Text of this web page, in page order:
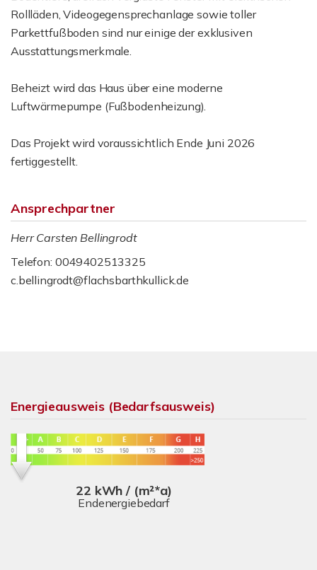
Rollläden, Videogegensprechanlage sowie toller
Parkettfußboden sind nur einige der exklusiven
Ausstattungsmerkmale.
Beheizt wird das Haus über eine moderne
Luftwärmepumpe (Fußbodenheizung).
Das Projekt wird voraussichtlich Ende Juni 2026
fertiggestellt.
Ansprechpartner
Herr Carsten Bellingrodt
Telefon: 0049402513325
c.bellingrodt@flachsbarthkullick.de
Energieausweis (Bedarfsausweis)
22 kWh / (m²*a)
Endenergiebedarf